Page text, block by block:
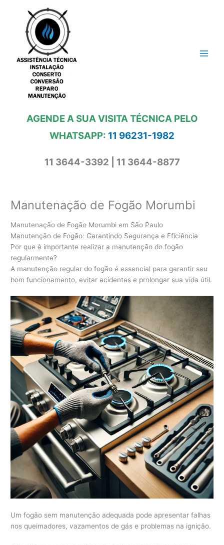
conteúdo
AGENDE A SUA VISITA TÉCNICA PELO
WHATSAPP: 11 96231-1982
11 3644-3392 | 11 3644-8877
Manutenação de Fogão Morumbi
Manutenação de Fogão Morumbi em São Paulo
Manutenção de Fogão: Garantindo Segurança e Eficiência
Por que é importante realizar a manutenção do fogão
regularmente?
A manutenção regular do fogão é essencial para garantir seu
bom funcionamento, evitar acidentes e prolongar sua vida útil.
Um fogão sem manutenção adequada pode apresentar falhas
nos queimadores, vazamentos de gás e problemas na ignição.